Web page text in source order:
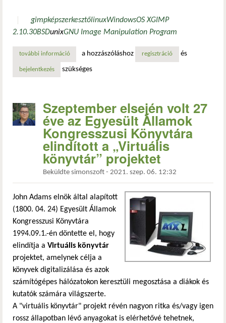
gimpképszerkesztőlinuxWindowsOS XGIMP
2.10.30BSDunixGNU Image Manipulation Program
további információa gimp következő frissítése, a 2.10.30-as verzió
a hozzászóláshoz regisztráció és
bejelentkezés szükséges
Szeptember elsején volt 27
éve az Egyesült Államok
Kongresszusi Könyvtára
elindított a „Virtuális
könyvtár” projektet
Beküldte simonszoft - 2021. szep. 06. 12:32
John Adams elnök által alapított
(1800. 04. 24) Egyesült Államok
Kongresszusi Könyvtára
1994.09.1.-én döntette el, hogy
elindítja a Virtuális könyvtár
projektet, amelynek célja a
könyvek digitalizálása és azok
számítógépes hálózatokon keresztüli megosztása a diákok és
kutatók számára világszerte.
A "virtuális könyvtár" projekt révén nagyon ritka és/vagy igen
rossz állapotban lévő anyagokat is elérhetővé tehetnek,